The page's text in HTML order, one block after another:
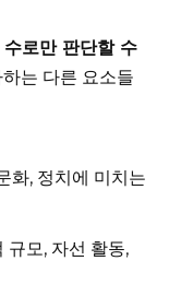
수로만 판단할 수
는 다른 요소들
화, 정치에 미치는
규모, 자선 활동,